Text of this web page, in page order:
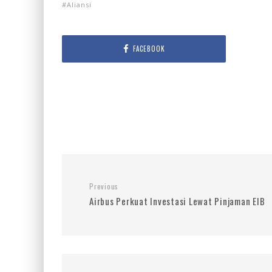
Aliansi
FACEBOOK
Previous
Airbus Perkuat Investasi Lewat Pinjaman EIB